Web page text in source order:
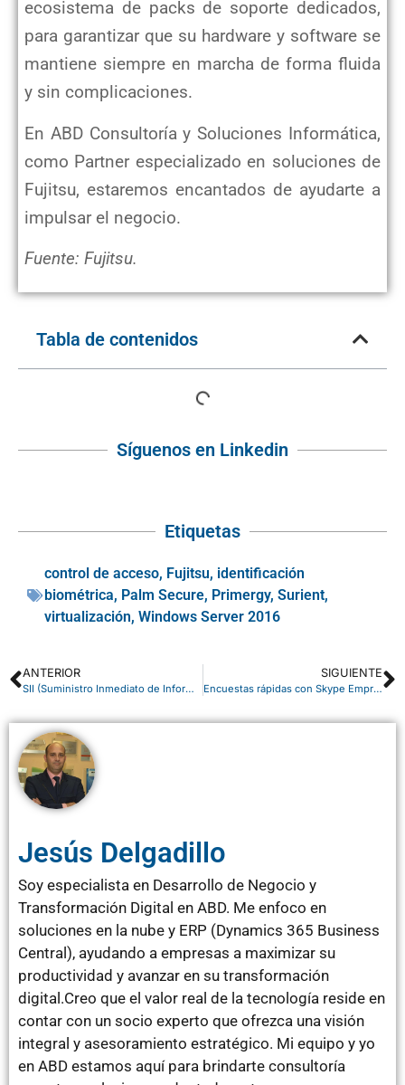
ecosistema de packs de soporte dedicados,
para garantizar que su hardware y software se
mantiene siempre en marcha de forma fluida
y sin complicaciones.
En ABD Consultoría y Soluciones Informática,
como Partner especializado en soluciones de
Fujitsu, estaremos encantados de ayudarte a
impulsar el negocio.
Fuente: Fujitsu.
Tabla de contenidos
Síguenos en Linkedin
Etiquetas
control de acceso, Fujitsu, identificación
biométrica, Palm Secure, Primergy, Surient,
virtualización, Windows Server 2016
ANTERIOR
SII (Suministro Inmediato de Información) será localizado en Dynamics NAV
SIGUIENTE
Encuestas rápidas con Skype Empresarial
Jesús Delgadillo
Soy especialista en Desarrollo de Negocio y
Transformación Digital en ABD. Me enfoco en
soluciones en la nube y ERP (Dynamics 365 Business
Central), ayudando a empresas a maximizar su
productividad y avanzar en su transformación
digital.Creo que el valor real de la tecnología reside en
contar con un socio experto que ofrezca una visión
integral y asesoramiento estratégico. Mi equipo y yo
en ABD estamos aquí para brindarte consultoría